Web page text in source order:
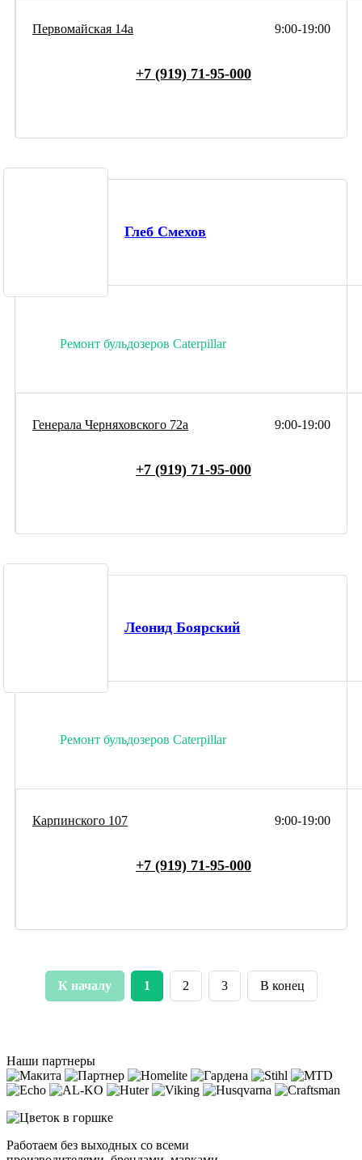
9:00-19:00
Первомайская 14а
+7 (919) 71-95-000
Глеб Смехов
Ремонт бульдозеров Caterpillar
9:00-19:00
Генерала Черняховского 72а
+7 (919) 71-95-000
Леонид Боярский
Ремонт бульдозеров Caterpillar
9:00-19:00
Карпинского 107
+7 (919) 71-95-000
К началу 1 2 3 В конец
Наши партнеры
Работаем без выходных со всеми